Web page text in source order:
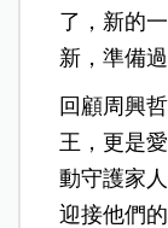
了，新的
新，準備
回顧周興
王，更是
動守護家
迎接他們